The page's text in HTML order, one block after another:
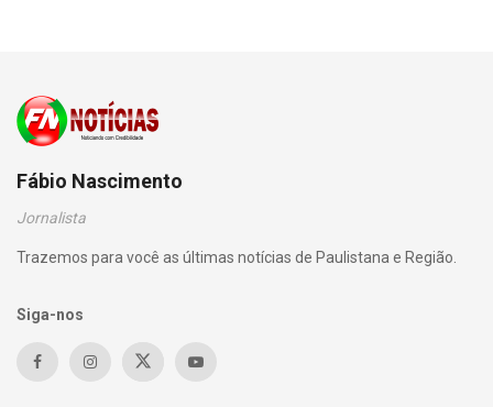
Fábio Nascimento
Jornalista
Trazemos para você as últimas notícias de Paulistana e Região.
Siga-nos